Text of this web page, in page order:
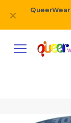
QueerWear
✕